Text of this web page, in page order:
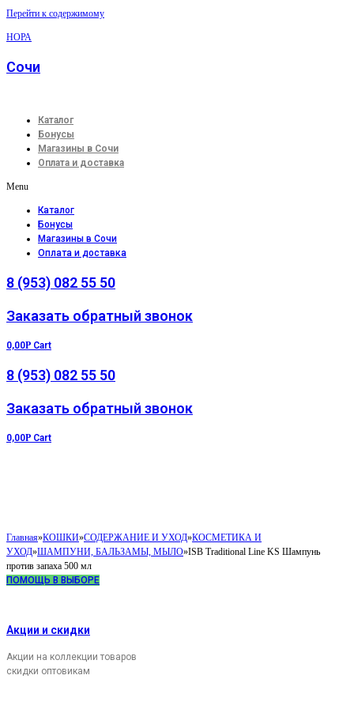
Перейти к содержимому
НОРА
Сочи
Каталог
Бонусы
Магазины в Сочи
Оплата и доставка
Menu
Каталог
Бонусы
Магазины в Сочи
Оплата и доставка
8 (953) 082 55 50
Заказать обратный звонок
0,00Р Cart
8 (953) 082 55 50
Заказать обратный звонок
0,00Р Cart
Главная»КОШКИ»СОДЕРЖАНИЕ И УХОД»КОСМЕТИКА И
УХОД»ШАМПУНИ, БАЛЬЗАМЫ, МЫЛО»ISB Traditional Line KS Шампунь
против запаха 500 мл
ПОМОЩЬ В ВЫБОРЕ
Акции и скидки
Акции на коллекции товаров
скидки оптовикам